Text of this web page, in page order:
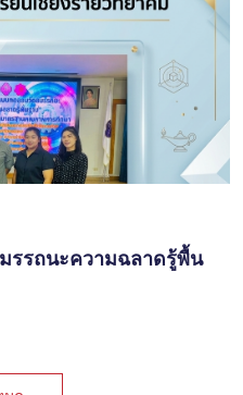
รรถนะความฉลาดรู้พื้น